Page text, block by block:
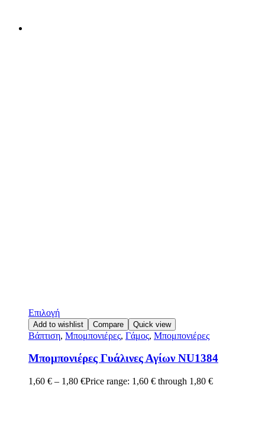
Επιλογή
Add to wishlist Compare Quick view
Βάπτιση, Μπομπονιέρες, Γάμος, Μπομπονιέρες
Μπομπονιέρες Γυάλινες Αγίων NU1384
1,60 € – 1,80 €Price range: 1,60 € through 1,80 €